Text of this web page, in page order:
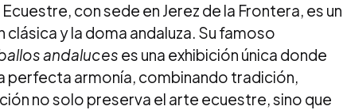
con sede en Jerez de la Frontera, es un
y la doma andaluza. Su famoso
andaluces es una exhibición única donde
perfecta armonía, combinando tradición,
no solo preserva el arte ecuestre, sino que